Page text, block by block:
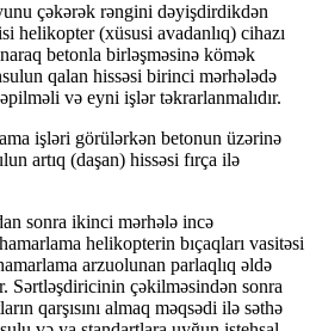
çəkərək rəngini dəyişdirdikdən
helikopter (xüsusi avadanlıq) cihazı
betonla birləşməsinə kömək
qalan hissəsi birinci mərhələdə
və eyni işlər təkrarlanmalıdır.
işləri görülərkən betonun üzərinə
artıq (daşan) hissəsi fırça ilə
sonra ikinci mərhələ incə
helikopterin bıçaqları vasitəsi
arzuolunan parlaqlıq əldə
Sərtləşdiricinin çəkilməsindən sonra
qarşısını almaq məqsədi ilə səthə